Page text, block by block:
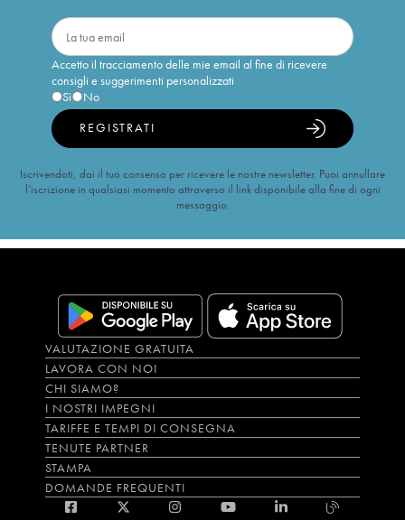
Accetto il tracciamento delle mie email al fine di ricevere
consigli e suggerimenti personalizzati
Sì
No
REGISTRATI
Iscrivendoti, dai il tuo consenso per ricevere le nostre newsletter. Puoi annullare
l’iscrizione in qualsiasi momento attraverso il link disponibile alla fine di ogni
messaggio.
VALUTAZIONE GRATUITA
LAVORA CON NOI
CHI SIAMO?
I NOSTRI IMPEGNI
TARIFFE E TEMPI DI CONSEGNA
TENUTE PARTNER
STAMPA
DOMANDE FREQUENTI